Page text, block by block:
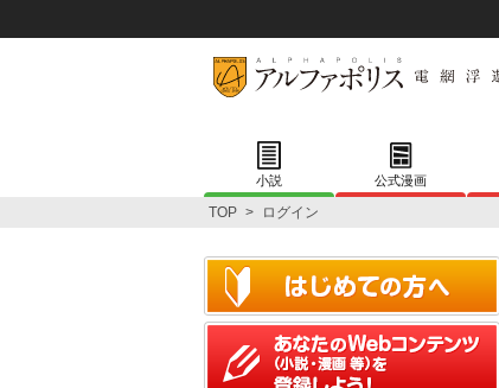
小説 公式漫画
TOP > ログイン